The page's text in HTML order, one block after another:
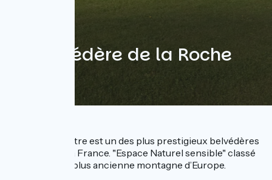
Le Belvédère de la Roche
La Roche d’Oëtre est un des plus prestigieux belvédères
de l’Ouest de la France. "Espace Naturel sensible" classé
au coeur de la plus ancienne montagne d’Europe.